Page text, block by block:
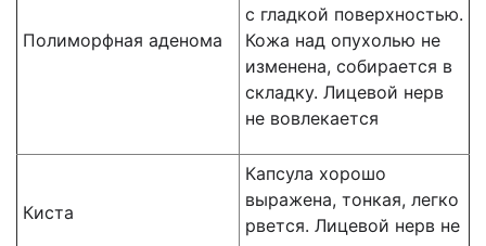
Полиморфная аденома
с гладкой поверхностью.
Кожа над опухолью не
изменена, собирается в
складку. Лицевой нерв
не вовлекается
Киста
Капсула хорошо
выражена, тонкая, легко
рвется. Лицевой нерв не